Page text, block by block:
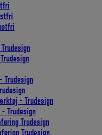
Trudesign
- Trudesign
Trudesign
Trudesign
Trudesign